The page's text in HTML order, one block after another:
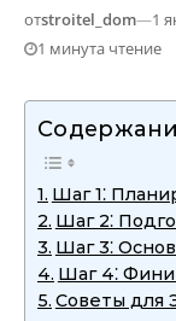
отstroitel_dom—1
1 минута чтение
Шаг 1⁚
Шаг 2⁚
Шаг 3⁚
Шаг 4⁚
Советы для